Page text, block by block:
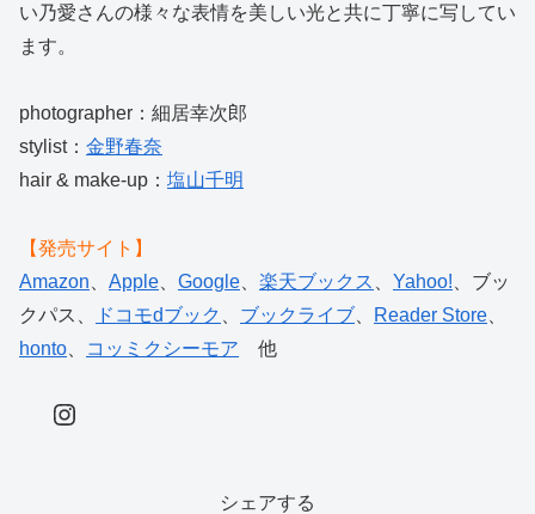
い乃愛さんの様々な表情を美しい光と共に丁寧に写してい
ます。
photographer：細居幸次郎
stylist： 金野春奈
hair & make-up： 塩山千明
【発売サイト】
Amazon
Apple Google 楽天ブックス Yahoo! 、ブッ
クパス、
ドコモdブック ブックライブ Reader Store
honto
コッミクシーモア 他
Instagram
シェアする